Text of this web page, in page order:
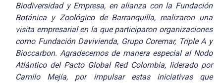
Biodiversidad y Empresa, en alianza con la Fundación
Botánica y Zoológico de Barranquilla, realizaron una
visita empresarial en la que participaron organizaciones
como Fundación Davivienda, Grupo Coremar, Triple A y
Bioccarbon. Agradecemos de manera especial al Nodo
Atlántico del Pacto Global Red Colombia, liderado por
Camilo Mejía, por impulsar estas iniciativas que